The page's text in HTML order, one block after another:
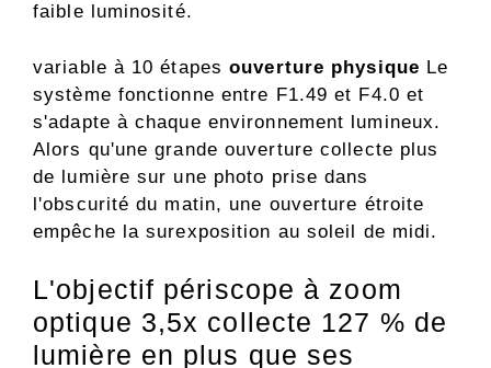
faible luminosité.
variable à 10 étapesouverture physique Le
système fonctionne entre F1.49 et F4.0 et
s'adapte à chaque environnement lumineux.
Alors qu'une grande ouverture collecte plus
de lumière sur une photo prise dans
l'obscurité du matin, une ouverture étroite
empêche la surexposition au soleil de midi.
L'objectif périscope à zoom
optique 3,5x collecte 127 % de
lumière en plus que ses